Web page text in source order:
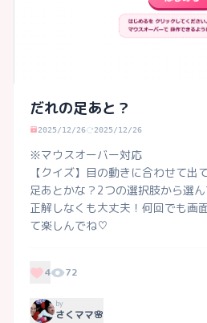
だれの足あと？
2025/12/26 2025/12/26
※マウスオーバー対応
【クイズ】目の動きに合わせて出
足あとかな？2つの選択肢から選ん
正解しなくも大丈夫！何回でも画
て楽しんでね♡
4 72
by
さくママ🌸